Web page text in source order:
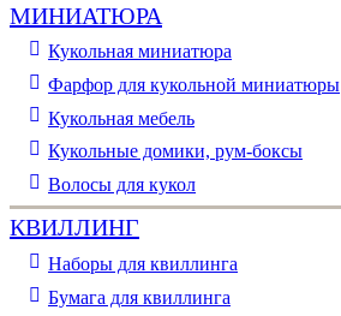
МИНИАТЮРА
Кукольная миниатюра
Фарфор для кукольной миниатюры
Кукольная мебель
Кукольные домики, рум-боксы
Волосы для кукол
КВИЛЛИНГ
Наборы для квиллинга
Бумага для квиллинга